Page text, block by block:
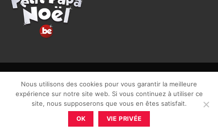
CGU| Vie privée| TVA : BE0840965749 | Site web réalisé par
Nous utilisons des cookies pour vous garantir la meilleure
expérience sur notre site web. Si vous continuez à utiliser ce
site, nous supposerons que vous en êtes satisfait.
OK VIE PRIVÉE